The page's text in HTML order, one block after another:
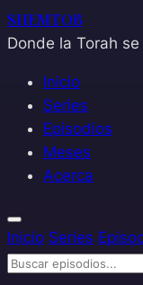
SHEMTOB
Donde la Torah
Inicio
Series
Episodios
Meses
Acerca
Inicio Series